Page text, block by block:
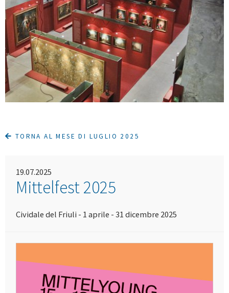
TORNA AL MESE DI LUGLIO 2025
19.07.2025
Mittelfest 2025
Cividale del Friuli - 1 aprile - 31 dicembre 2025